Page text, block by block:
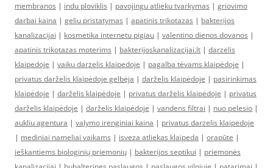
membranos | indu ploviklis | pavojingu atlieku tvarkymas | griovimo
darbai kaina | geliu pristatymas | apatinis trikotazas | bakterijos
kanalizacijai | kosmetika internetu pigiau | valentino dienos dovanos |
apatinis trikotazas moterims | bakterijoskanalizacijai.lt | darzelis
klaipedoje | vaiku darzelis klaipedoje | pagalba tėvams klaipėdoje |
privatus darželis klaipėdoje gelbėja | darželis klaipėdoje | pasirinkimas
klaipėdoje | darželis klaipėdoje | privatus darželis klaipėdoje | privatus
darželis klaipėdoje | darželis klaipėdoje | vandens filtrai | nuo pelesio |
aukliu agentura | valymo irenginiai kaina | privatus darzelis klaipedoje
| mediniai nameliai vaikams | isveza atliekas klaipeda | orapūte |
ieškantiems biologinių priemonių | bakterijos septikui | priemonės